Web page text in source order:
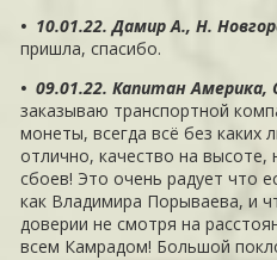
• 10.01.22. Дамир А., Н.
пришла, спасибо.
• 09.01.22. Капитан Америка,
заказываю транспортной
монеты, всегда всё без каких
отлично, качество на высоте,
сбоев! Это очень радует что
как Владимира Порываева, и
доверии не смотря на
всем Камрадом! Большой